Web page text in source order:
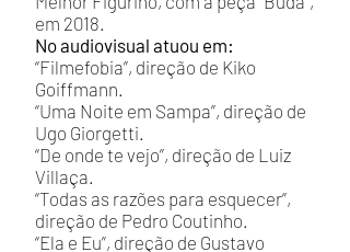
em 2018.
No audiovisual atuou em:
“Filmefobia”, direção de Kiko
Goiffmann.
“Uma Noite em Sampa”, direção de
Ugo Giorgetti.
“De onde te vejo”, direção de Luiz
Villaça.
“Todas as razões para esquecer”,
direção de Pedro Coutinho.
“Ela e Eu”, direção de Gustavo